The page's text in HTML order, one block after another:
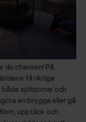
du chansen! På
få riktiga
sjöbjörnar och
en brygga eller gå
upptäck och